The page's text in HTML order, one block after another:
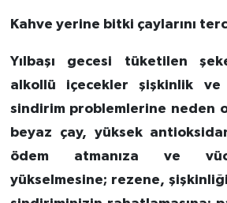
Kahve yerine bitki çaylarını
Yılbaşı gecesi tüketilen
alkollü içecekler şişkinlik ve
sindirim problemlerine neden
beyaz çay, yüksek
ödem atmanıza ve
yükselmesine; rezene,